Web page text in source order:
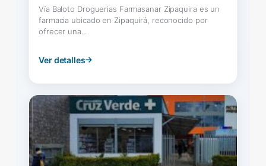
Vía Baloto Droguerias Farmasanar Zipaquira es un
farmacia ubicado en Zipaquirá, reconocido por
ofrecer una...
Ver detalles